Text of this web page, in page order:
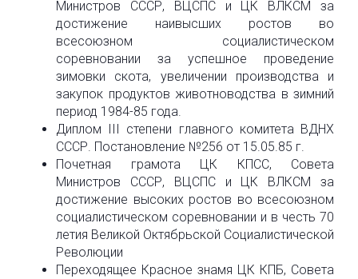
Министров СССР, ВЦСПС и ЦК ВЛКСМ за
достижение наивысших ростов во
всесоюзном социалистическом
соревновании за успешное проведение
зимовки скота, увеличении производства и
закупок продуктов животноводства в зимний
период 1984-85 года.
Диплом III степени главного комитета ВДНХ
СССР. Постановление №256 от 15.05.85 г.
Почетная грамота ЦК КПСС, Совета
Министров СССР, ВЦСПС и ЦК ВЛКСМ за
достижение высоких ростов во всесоюзном
социалистическом соревновании и в честь 70
летия Великой Октябрьской Социалистической
Революции
Переходящее Красное знамя ЦК КПБ, Совета